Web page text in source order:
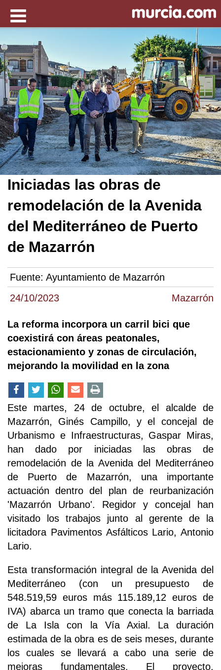
24/10/2023 Mazarrón
Iniciadas las obras de
remodelación de la Avenida
del Mediterráneo de Puerto
de Mazarrón
Fuente: Ayuntamiento de Mazarrón
La reforma incorpora un carril bici que
coexistirá con áreas peatonales,
estacionamiento y zonas de circulación,
mejorando la movilidad en la zona
Este martes, 24 de octubre, el alcalde de
Mazarrón, Ginés Campillo, y el concejal de
Urbanismo e Infraestructuras, Gaspar Miras,
han dado por iniciadas las obras de
remodelación de la Avenida del Mediterráneo
de Puerto de Mazarrón, una importante
actuación dentro del plan de reurbanización
'Mazarrón Urbano'. Regidor y concejal han
visitado los trabajos junto al gerente de la
licitadora Pavimentos Asfálticos Lario, Antonio
Lario.
Esta transformación integral de la Avenida del
Mediterráneo (con un presupuesto de
548.519,59 euros más 115.189,12 euros de
IVA) abarca un tramo que conecta la barriada
de La Isla con la Vía Axial. La duración
estimada de la obra es de seis meses, durante
los cuales se llevará a cabo una serie de
mejoras fundamentales. El proyecto,